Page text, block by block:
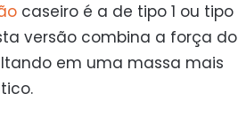
caseiro é a de tipo 1 ou tipo
versão combina a força do
em uma massa mais